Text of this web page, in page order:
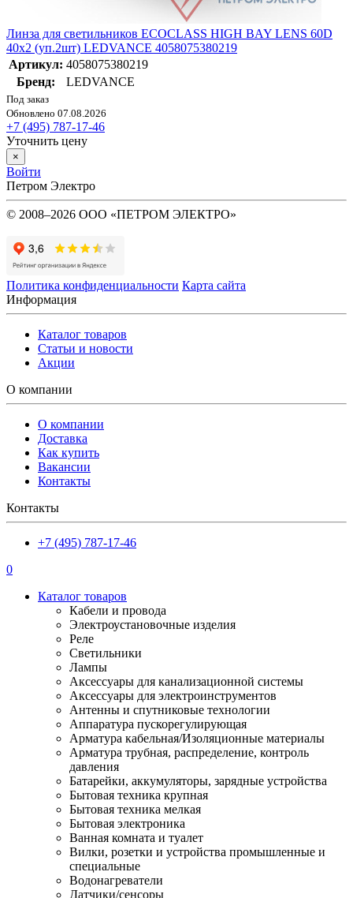
Линза для светильников ECOCLASS HIGH BAY LENS 60D
40х2 (уп.2шт) LEDVANCE 4058075380219
Артикул: 4058075380219
Бренд:
LEDVANCE
Под заказ
Обновлено 07.08.2026
+7 (495) 787-17-46
Уточнить цену
×
Войти
Петром Электро
© 2008–2026 ООО «ПЕТРОМ ЭЛЕКТРО»
Политика конфиденциальности Карта сайта
Информация
Каталог товаров
Статьи и новости
Акции
О компании
О компании
Доставка
Как купить
Вакансии
Контакты
Контакты
+7 (495) 787-17-46
0
Каталог товаров
Кабели и провода
Электроустановочные изделия
Реле
Светильники
Лампы
Аксессуары для канализационной системы
Аксессуары для электроинструментов
Антенны и спутниковые технологии
Аппаратура пускорегулирующая
Арматура кабельная/Изоляционные материалы
Арматура трубная, распределение, контроль
давления
Батарейки, аккумуляторы, зарядные устройства
Бытовая техника крупная
Бытовая техника мелкая
Бытовая электроника
Ванная комната и туалет
Вилки, розетки и устройства промышленные и
специальные
Водонагреватели
Датчики/сенсоры